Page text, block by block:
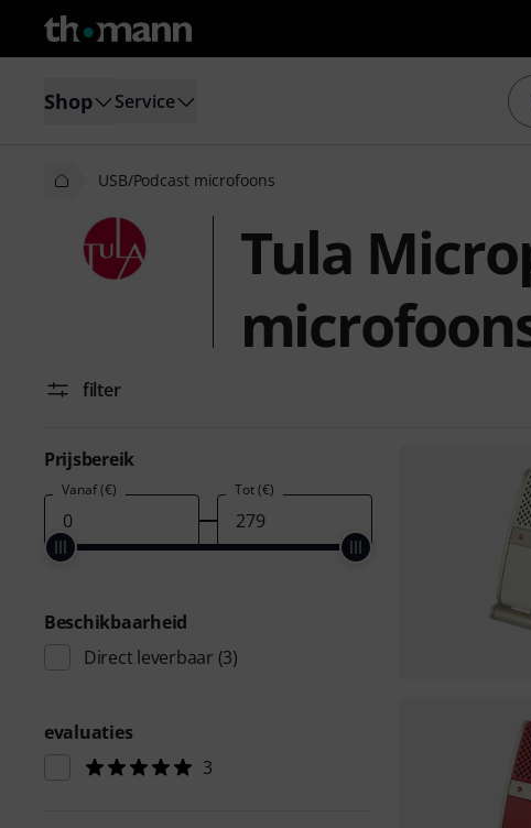
Shop Service
USB/Podcast microfoons
Tula
filter
Prijsbereik
Vanaf (€) Tot (€)
Beschikbaarheid
Direct leverbaar (3)
evaluaties
3